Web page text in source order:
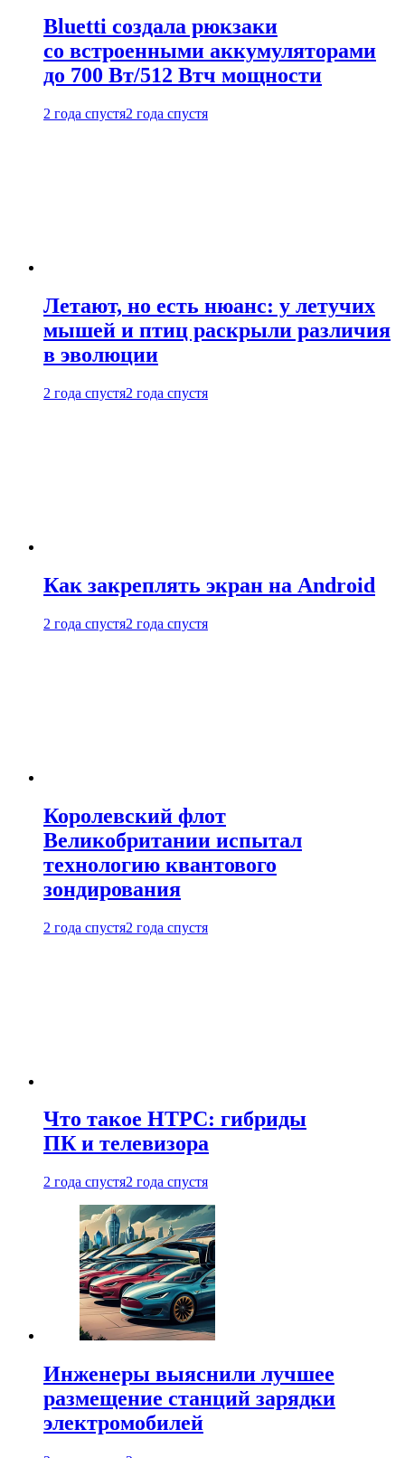
Bluetti создала рюкзаки
со встроенными аккумуляторами
до 700 Вт/512 Втч мощности
2 года спустя2 года спустя
Летают, но есть нюанс: у летучих
мышей и птиц раскрыли различия
в эволюции
2 года спустя2 года спустя
Как закреплять экран на Android
2 года спустя2 года спустя
Королевский флот
Великобритании испытал
технологию квантового
зондирования
2 года спустя2 года спустя
Что такое HTPC: гибриды
ПК и телевизора
2 года спустя2 года спустя
Инженеры выяснили лучшее
размещение станций зарядки
электромобилей